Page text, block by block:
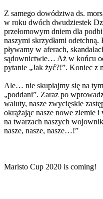
Z samego dowództwa ds.
w roku dwóch dwudziestek
przełomowym dniem dla
naszymi skrzydłami
pływamy w aferach,
sądownictwie… Aż w końcu
pytanie „Jak żyć?!”. Koniec z
Ale… nie skupiajmy się na
„poddani”. Zaraz po
waluty, nasze zwycięskie
okrążając nasze nowe ziemie
na twarzach naszych
nasze, nasze, nasze…!”
Maristo Cup 2020 is coming!